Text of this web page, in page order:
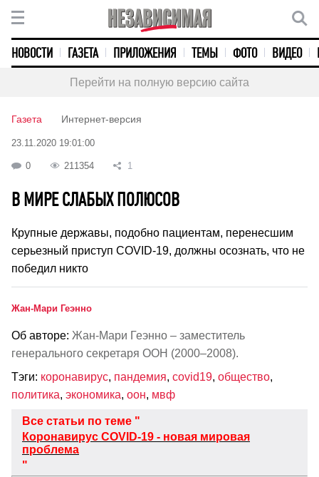
НОВОСТИ ГАЗЕТА ПРИЛОЖЕНИЯ ТЕМЫ ФОТО ВИДЕО
Перейти на полную версию сайта
Газета Интернет-версия
23.11.2020 19:01:00
0 211354 1
В МИРЕ СЛАБЫХ ПОЛЮСОВ
Крупные державы, подобно пациентам, перенесшим
серьезный приступ COVID-19, должны осознать, что не
победил никто
Жан-Мари Геэнно
Об авторе: Жан-Мари Геэнно – заместитель
генерального секретаря ООН (2000–2008).
Тэги: коронавирус, пандемия, covid19, общество,
политика, экономика, оон, мвф
Все статьи по теме "
Коронавирус COVID-19 - новая мировая
проблема
"